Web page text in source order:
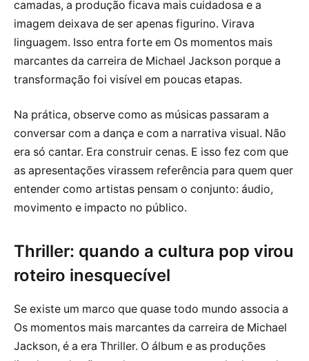
camadas, a produção ficava mais cuidadosa e a
imagem deixava de ser apenas figurino. Virava
linguagem. Isso entra forte em Os momentos mais
marcantes da carreira de Michael Jackson porque a
transformação foi visível em poucas etapas.
Na prática, observe como as músicas passaram a
conversar com a dança e com a narrativa visual. Não
era só cantar. Era construir cenas. E isso fez com que
as apresentações virassem referência para quem quer
entender como artistas pensam o conjunto: áudio,
movimento e impacto no público.
Thriller: quando a cultura pop virou
roteiro inesquecível
Se existe um marco que quase todo mundo associa a
Os momentos mais marcantes da carreira de Michael
Jackson, é a era Thriller. O álbum e as produções